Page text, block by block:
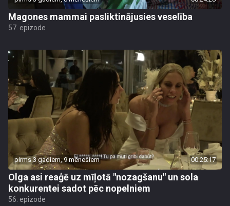
Magones mammai pasliktinājusies veselība
57. epizode
pirms 3 gadiem, 9 mēnešiem 00:25:17
Olga asi reaģē uz mīļotā "nozagšanu" un sola
konkurentei sadot pēc nopelniem
56. epizode